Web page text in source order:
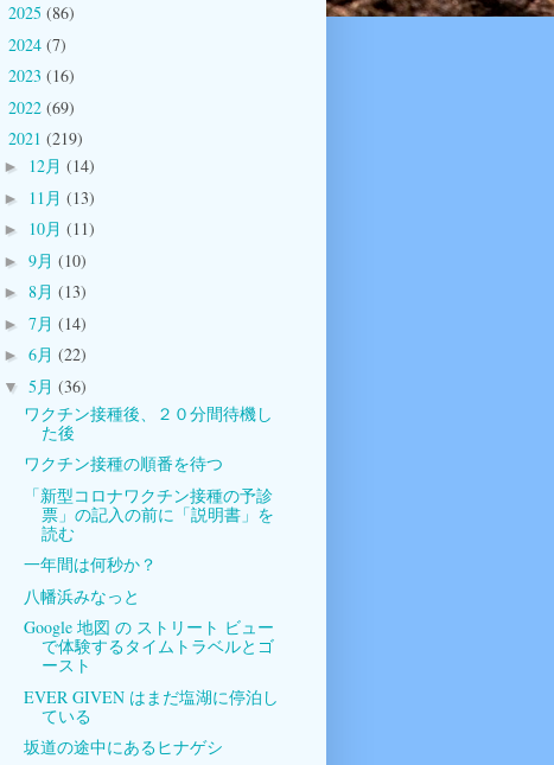
2025 (86)
2024 (7)
2023 (16)
2022 (69)
2021 (219)
► 12月 (14)
► 11月 (13)
► 10月 (11)
► 9月 (10)
► 8月 (13)
► 7月 (14)
► 6月 (22)
▼ 5月 (36)
ワクチン接種後、２０分間待機し
た後
ワクチン接種の順番を待つ
「新型コロナワクチン接種の予診
票」の記入の前に「説明書」を
読む
一年間は何秒か？
八幡浜みなっと
Google 地図 の ストリート ビュー
で体験するタイムトラベルとゴ
ースト
EVER GIVEN はまだ塩湖に停泊し
ている
坂道の途中にあるヒナゲシ